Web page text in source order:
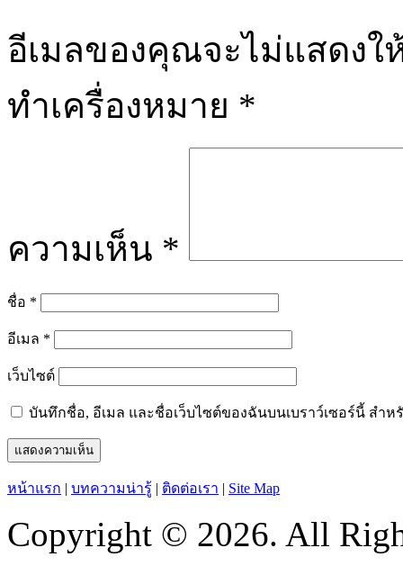
อีเมลของคุณจะไม่แสดงใ
ทำเครื่องหมาย *
ความเห็น *
ชื่อ *
อีเมล *
เว็บไซต์
บันทึกชื่อ, อีเมล และชื่อเว็บไซต์ของฉันบนเบราว์เซอร์นี้ สำห
หน้าแรก | บทความน่ารู้ | ติดต่อเรา | Site Map
Copyright © 2026. All